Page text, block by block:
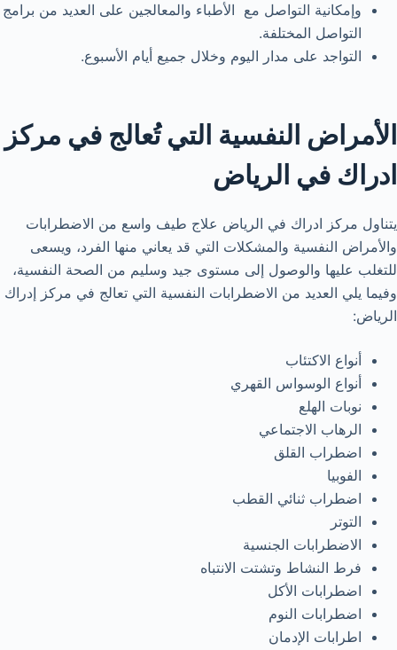
وإمكانية التواصل مع الأطباء والمعالجين على العديد من برامج
التواصل المختلفة.
التواجد على مدار اليوم وخلال جميع أيام الأسبوع.
الأمراض النفسية التي تُعالج في مركز
ادراك في الرياض
يتناول مركز ادراك في الرياض علاج طيف واسع من الاضطرابات
والأمراض النفسية والمشكلات التي قد يعاني منها الفرد، ويسعى
للتغلب عليها والوصول إلى مستوى جيد وسليم من الصحة النفسية،
وفيما يلي العديد من الاضطرابات النفسية التي تعالج في مركز إدراك
الرياض:
أنواع الاكتئاب
أنواع الوسواس القهري
نوبات الهلع
الرهاب الاجتماعي
اضطراب القلق
الفوبيا
اضطراب ثنائي القطب
التوتر
الاضطرابات الجنسية
فرط النشاط وتشتت الانتباه
اضطرابات الأكل
اضطرابات النوم
اطرابات الإدمان